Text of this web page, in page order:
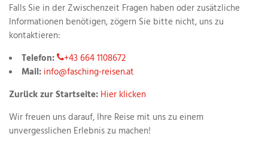
Falls Sie in der Zwischenzeit Fragen haben oder zusätzliche
Informationen benötigen, zögern Sie bitte nicht, uns zu
kontaktieren:
Telefon:
+43 664 1108672
Mail: info@fasching-reisen.at
Zurück zur Startseite: Hier klicken
Wir freuen uns darauf, Ihre Reise mit uns zu einem
unvergesslichen Erlebnis zu machen!